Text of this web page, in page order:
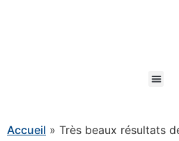
Accueil » Très beaux résultats